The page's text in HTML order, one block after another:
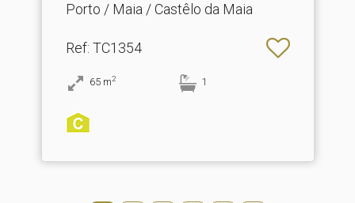
Porto / Maia / Castêlo da Maia
Ref: TC1354
65 m2 1